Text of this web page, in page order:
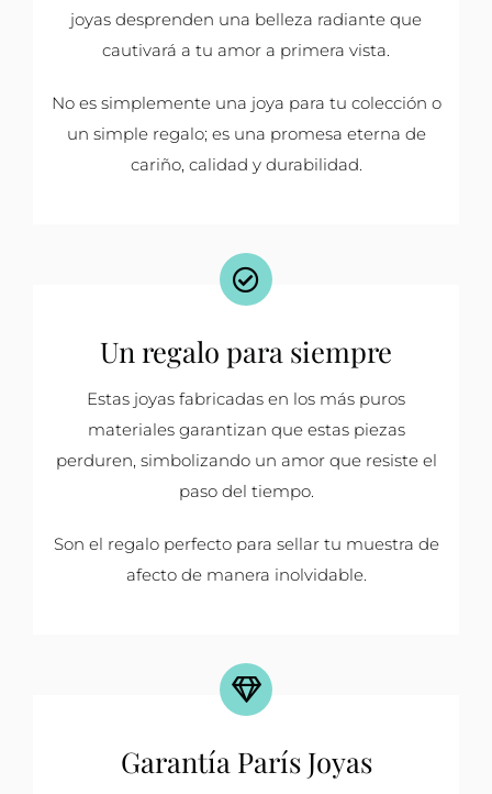
joyas desprenden una belleza radiante que
cautivará a tu amor a primera vista.
No es simplemente una joya para tu colección o
un simple regalo; es una promesa eterna de
cariño, calidad y durabilidad.
Un regalo para siempre
Estas joyas fabricadas en los más puros
materiales garantizan que estas piezas
perduren, simbolizando un amor que resiste el
paso del tiempo.
Son el regalo perfecto para sellar tu muestra de
afecto de manera inolvidable.
Garantía París Joyas